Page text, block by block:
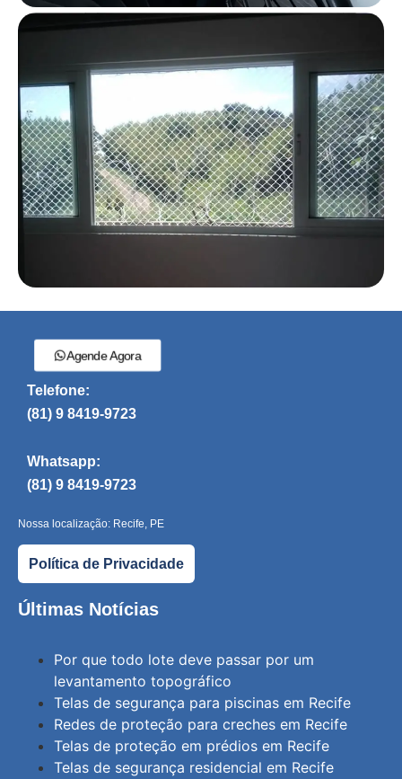
Agende Agora
Telefone:
(81) 9 8419-9723
Whatsapp:
(81) 9 8419-9723
Nossa localização: Recife, PE
Política de Privacidade
Últimas Notícias
Por que todo lote deve passar por um
levantamento topográfico
Telas de segurança para piscinas em Recife
Redes de proteção para creches em Recife
Telas de proteção em prédios em Recife
Telas de segurança residencial em Recife